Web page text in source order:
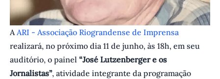
AARI - Associação Riograndense de Imprensa
realizará, no próximo dia 11 de junho, às 18h, em seu
auditório, o painel “José Lutzenberger e os
Jornalistas”, atividade integrante da programação